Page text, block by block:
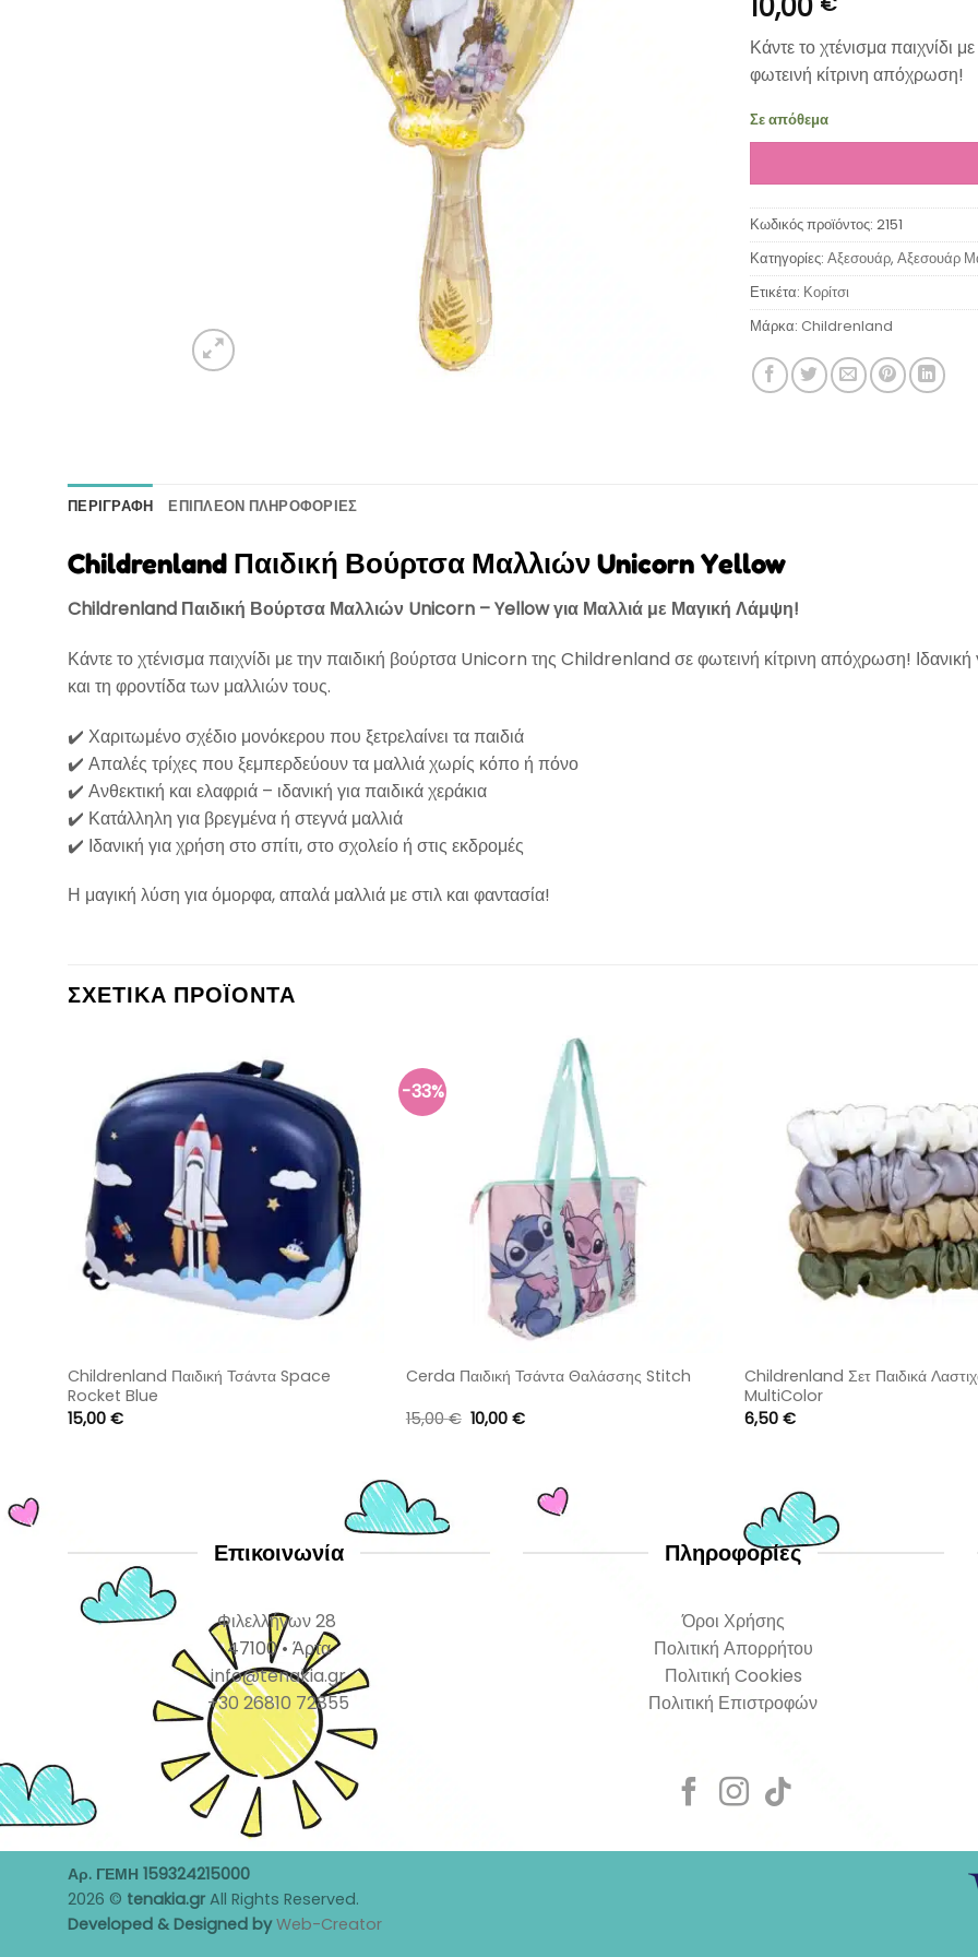
Κάντε το χτένισμα
φωτεινή κίτρινη απόχρωση!
Σε απόθεμα
Κωδικός προϊόντος: 2151
Κατηγορίες: Αξεσουάρ, Αξεσουάρ
Ετικέτα: Κορίτσι
Μάρκα: Childrenland
ΠΕΡΙΓΡΑΦΉ ΕΠΙΠΛΈΟΝ ΠΛΗΡΟΦΟΡΊΕΣ
Childrenland Παιδική Βούρτσα Μαλλιών Unicorn Yellow
Childrenland Παιδική Βούρτσα Μαλλιών Unicorn – Yellow για Μαλλιά με Μαγική Λάμψη!
Κάντε το χτένισμα παιχνίδι με την παιδική βούρτσα Unicorn της Childrenland σε φωτεινή κίτρινη απόχρωση! Ιδανική
και τη φροντίδα των μαλλιών τους.
✔️ Χαριτωμένο σχέδιο μονόκερου που ξετρελαίνει τα παιδιά
✔️ Απαλές τρίχες που ξεμπερδεύουν τα μαλλιά χωρίς κόπο ή πόνο
✔️ Ανθεκτική και ελαφριά – ιδανική για παιδικά χεράκια
✔️ Κατάλληλη για βρεγμένα ή στεγνά μαλλιά
✔️ Ιδανική για χρήση στο σπίτι, στο σχολείο ή στις εκδρομές
Η μαγική λύση για όμορφα, απαλά μαλλιά με στιλ και φαντασία!
ΣΧΕΤΙΚΆ ΠΡΟΪΌΝΤΑ
Childrenland Παιδική Τσάντα Space
Rocket Blue
15,00 €
-33%
Cerda Παιδική Τσάντα Θαλάσσης Stitch
15,00€ Original
price
10,00€Η
Childrenland Σετ Παιδικά
MultiColor
6,50 €
Επικοινωνία
Φιλελλήνων 28
47100 • Άρτα
info@tenakia.gr
+30 26810 72855
Πληροφορίες
Όροι Χρήσης
Πολιτική Απορρήτου
Πολιτική Cookies
Πολιτική Επιστροφών
Αρ. ΓΕΜΗ 159324215000
2026 © tenakia.gr All Rights Reserved.
Developed & Designed byWeb-Creator